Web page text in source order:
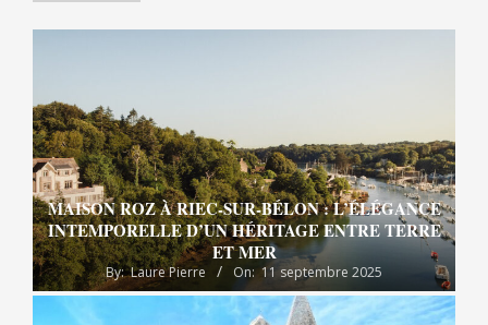
MAISON ROZ À RIEC-SUR-BÉLON : L’ÉLÉGANCE
INTEMPORELLE D’UN HÉRITAGE ENTRE TERRE
ET MER
By: Laure Pierre On: 11 septembre 2025